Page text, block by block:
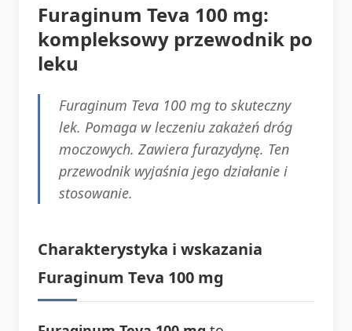
Furaginum Teva 100 mg:
kompleksowy przewodnik po
leku
Furaginum Teva 100 mg to skuteczny
lek. Pomaga w leczeniu zakażeń dróg
moczowych. Zawiera furazydynę. Ten
przewodnik wyjaśnia jego działanie i
stosowanie.
Charakterystyka i wskazania
Furaginum Teva 100 mg